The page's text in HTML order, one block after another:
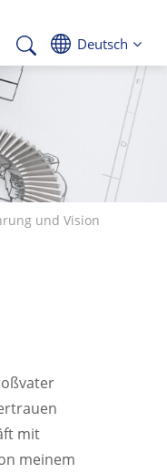
Deutsch
und Vision
mit
meinem